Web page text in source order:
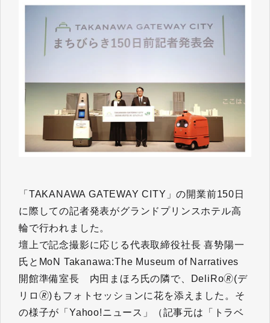
「TAKANAWA GATEWAY CITY」の開業前150日
に際しての記者発表がグランドプリンスホテル高
輪で行われました。
壇上で記念撮影に応じる代表取締役社長 喜㔟陽一
氏とMoN Takanawa:The Museum of Narratives
開館準備室長 内田まほろ氏の隣で、DeliRo🄬(デ
リロ🄬)もフォトセッションに花を添えました。そ
の様子が「Yahoo!ニュース」（記事元は「トラベ